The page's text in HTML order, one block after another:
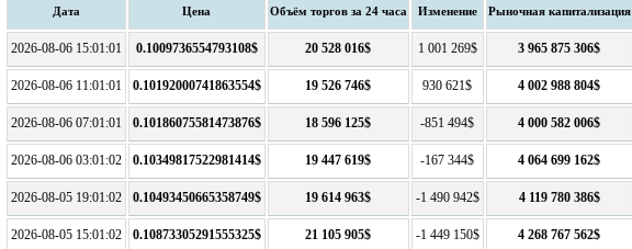
Дата Цена Объём торгов за 24 часа Изменение Рыночная капитализация
2026-08-06 15:01:01 0.1009736554793108$ 20 528 016$ 1 001 269$ 3 965 875 306$
2026-08-06 11:01:01 0.10192000741863554$ 19 526 746$ 930 621$ 4 002 988 804$
2026-08-06 07:01:01 0.10186075581473876$ 18 596 125$ -851 494$ 4 000 582 006$
2026-08-06 03:01:02 0.10349817522981414$ 19 447 619$ -167 344$ 4 064 699 162$
2026-08-05 19:01:02 0.10493450665358749$ 19 614 963$ -1 490 942$ 4 119 780 386$
2026-08-05 15:01:02 0.10873305291555325$ 21 105 905$ -1 449 150$ 4 268 767 562$